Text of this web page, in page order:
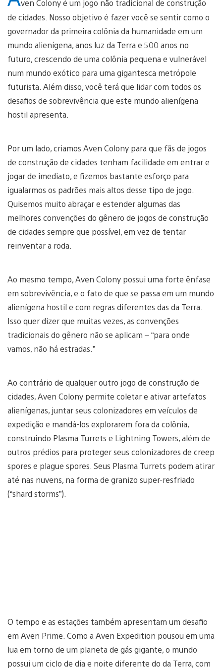
ven Colony é um jogo não tradicional de construção
de cidades. Nosso objetivo é fazer você se sentir como o
governador da primeira colônia da humanidade em um
mundo alienígena, anos luz da Terra e 500 anos no
futuro, crescendo de uma colônia pequena e vulnerável
num mundo exótico para uma gigantesca metrópole
futurista. Além disso, você terá que lidar com todos os
desafios de sobrevivência que este mundo alienígena
hostil apresenta.
Por um lado, criamos Aven Colony para que fãs de jogos
de construção de cidades tenham facilidade em entrar e
jogar de imediato, e fizemos bastante esforço para
igualarmos os padrões mais altos desse tipo de jogo.
Quisemos muito abraçar e estender algumas das
melhores convenções do gênero de jogos de construção
de cidades sempre que possível, em vez de tentar
reinventar a roda.
Ao mesmo tempo, Aven Colony possui uma forte ênfase
em sobrevivência, e o fato de que se passa em um mundo
alienígena hostil e com regras diferentes das da Terra.
Isso quer dizer que muitas vezes, as convenções
tradicionais do gênero não se aplicam – “para onde
vamos, não há estradas.”
Ao contrário de qualquer outro jogo de construção de
cidades, Aven Colony permite coletar e ativar artefatos
alienígenas, juntar seus colonizadores em veículos de
expedição e mandá-los explorarem fora da colônia,
construindo Plasma Turrets e Lightning Towers, além de
outros prédios para proteger seus colonizadores de creep
spores e plague spores. Seus Plasma Turrets podem atirar
até nas nuvens, na forma de granizo super-resfriado
(“shard storms”).
O tempo e as estações também apresentam um desafio
em Aven Prime. Como a Aven Expedition pousou em uma
lua em torno de um planeta de gás gigante, o mundo
possui um ciclo de dia e noite diferente do da Terra, com